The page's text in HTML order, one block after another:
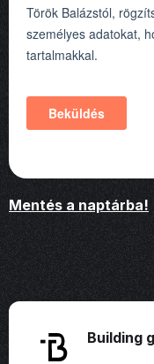
Mentés a naptárba!
Building